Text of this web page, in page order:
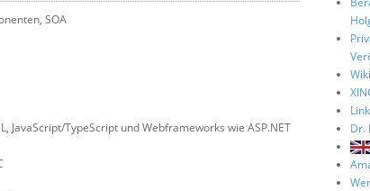
SOA
TypeScript und Webframeworks wie ASP.NET
Dr.